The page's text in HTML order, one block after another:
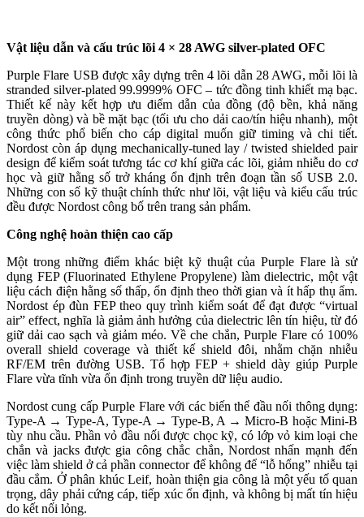
Vật liệu dẫn và cấu trúc lõi 4 × 28 AWG silver-plated OFC
Purple Flare USB được xây dựng trên 4 lõi dẫn 28 AWG, mỗi lõi là
stranded silver-plated 99.9999% OFC – tức đồng tinh khiết mạ bạc.
Thiết kế này kết hợp ưu điểm dẫn của đồng (độ bền, khả năng
truyền dòng) và bề mặt bạc (tối ưu cho dải cao/tín hiệu nhanh), một
công thức phổ biến cho cáp digital muốn giữ timing và chi tiết.
Nordost còn áp dụng mechanically-tuned lay / twisted shielded pair
design để kiểm soát tương tác cơ khí giữa các lõi, giảm nhiễu do cơ
học và giữ hằng số trở kháng ổn định trên đoạn tần số USB 2.0.
Những con số kỹ thuật chính thức như lõi, vật liệu và kiểu cấu trúc
đều được Nordost công bố trên trang sản phẩm.
Công nghệ hoàn thiện cao cấp
Một trong những điểm khác biệt kỹ thuật của Purple Flare là sử
dụng FEP (Fluorinated Ethylene Propylene) làm dielectric, một vật
liệu cách điện hằng số thấp, ổn định theo thời gian và ít hấp thụ ẩm.
Nordost ép đùn FEP theo quy trình kiểm soát để đạt được “virtual
air” effect, nghĩa là giảm ảnh hưởng của dielectric lên tín hiệu, từ đó
giữ dải cao sạch và giảm méo. Về che chắn, Purple Flare có 100%
overall shield coverage và thiết kế shield đôi, nhằm chặn nhiễu
RF/EM trên đường USB. Tổ hợp FEP + shield dày giúp Purple
Flare vừa tĩnh vừa ổn định trong truyền dữ liệu audio.
Nordost cung cấp Purple Flare với các biến thể đầu nối thông dụng:
Type-A → Type-A, Type-A → Type-B, A → Micro-B hoặc Mini-B
tùy nhu cầu. Phần vỏ đầu nối được chọc kỹ, có lớp vỏ kim loại che
chắn và jacks được gia công chắc chắn, Nordost nhấn mạnh đến
việc làm shield ở cả phần connector để không để “lỗ hổng” nhiễu tại
đầu cắm. Ở phân khúc Leif, hoàn thiện gia công là một yếu tố quan
trọng, dây phải cứng cáp, tiếp xúc ổn định, và không bị mất tín hiệu
do kết nối lỏng.